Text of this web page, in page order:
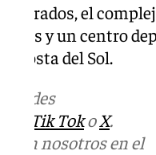
el
y un centro
Costa del Sol.
redes
Tik TokoX.
con nosotros en el